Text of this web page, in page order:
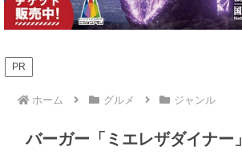
PR
ホーム グルメ ジャンル
バーガー「ミエレザダイナー」